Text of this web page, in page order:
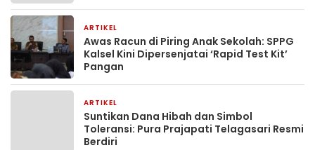
ARTIKEL
Awas Racun di Piring Anak Sekolah: SPPG
Kalsel Kini Dipersenjatai ‘Rapid Test Kit’
Pangan
ARTIKEL
Suntikan Dana Hibah dan Simbol
Toleransi: Pura Prajapati Telagasari Resmi
Berdiri